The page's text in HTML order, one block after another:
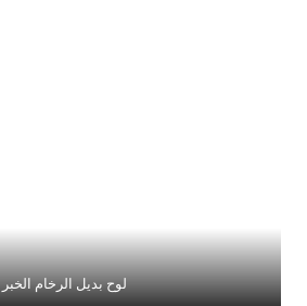
لوح بديل الرخام الخبر